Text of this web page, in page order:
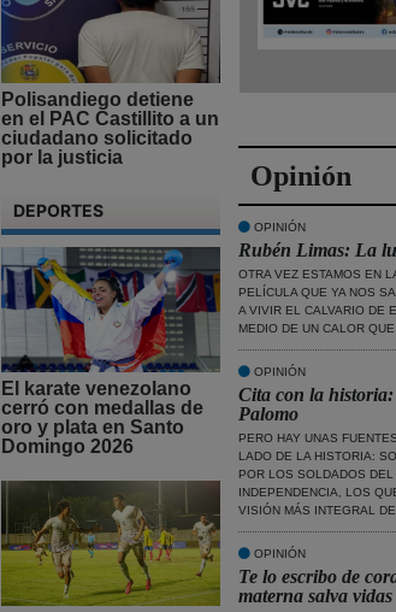
Polisandiego detiene
en el PAC Castillito a un
ciudadano solicitado
por la justicia
DEPORTES
El karate venezolano
cerró con medallas de
oro y plata en Santo
Domingo 2026
Opinión
OPINIÓN
Rubén Limas: La
OTRA VEZ ESTAMOS EN
PELÍCULA QUE YA NOS
A VIVIR EL CALVARIO DE
MEDIO DE UN CALOR
OPINIÓN
Cita con la
Palomo
PERO HAY UNAS
LADO DE LA HISTORIA:
POR LOS SOLDADOS
INDEPENDENCIA, LOS
VISIÓN MÁS INTEGRAL
OPINIÓN
Te lo escribo de
materna salva vidas